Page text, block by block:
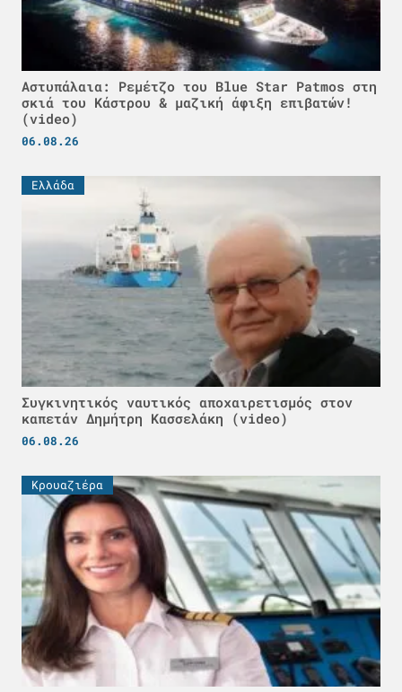
Αστυπάλαια: Ρεμέτζο του Blue Star Patmos στη
σκιά του Κάστρου & μαζική άφιξη επιβατών!
(video)
06.08.26
Ελλάδα
Συγκινητικός ναυτικός αποχαιρετισμός στον
καπετάν Δημήτρη Κασσελάκη (video)
06.08.26
Κρουαζιέρα